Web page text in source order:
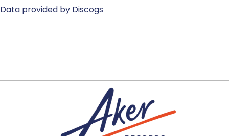
Data provided by Discogs